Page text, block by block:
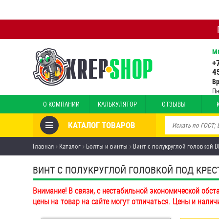
О КОМПАНИИ КАЛЬКУЛЯТОР ОТЗЫВЫ
КАТАЛОГ ТОВАРОВ
Товары со скидкой
Анкеры
Антивандальный крепёж,
инструмент
Болты и винты
Главная Каталог Болты и винты Винт с полукруглой головкой
ВИНТ С ПОЛУКРУГЛОЙ ГОЛОВКОЙ ПОД
Внимание! В связи, с нестабильной экономической
цены на товар на сайте могут отличаться. Цены и